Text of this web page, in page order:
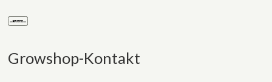
Growshop-Kontakt